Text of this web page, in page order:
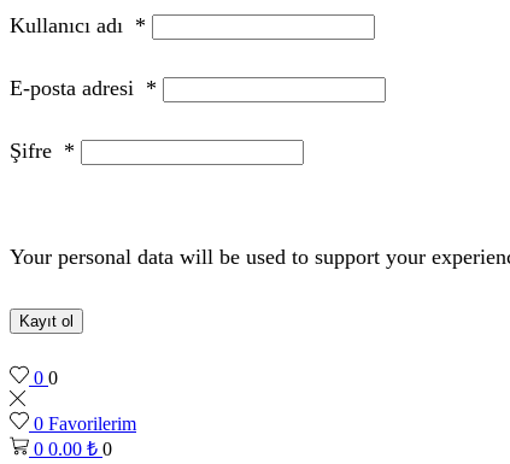
Kullanıcı adı *
E-posta adresi *
Şifre *
Your personal data will be used to support your
Kayıt ol
0 0
0 Favorilerim
0 0.00 ₺ 0